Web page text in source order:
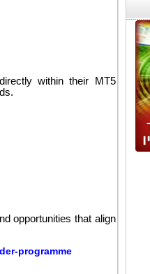
within their MT5
opportunities that align
programme